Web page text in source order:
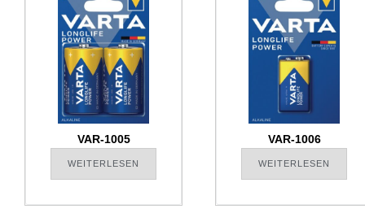
VAR-1005
WEITERLESEN
VAR-1006
WEITERLESEN